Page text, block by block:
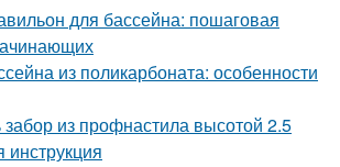
для бассейна: пошаговая
из поликарбоната: особенности
забор из профнастила высотой 2.5